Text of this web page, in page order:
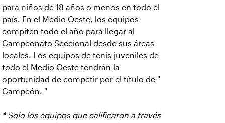
para niños de 18 años o menos en todo el
país. En el Medio Oeste, los equipos
compiten todo el año para llegar al
Campeonato Seccional desde sus áreas
locales. Los equipos de tenis juveniles de
todo el Medio Oeste tendrán la
oportunidad de competir por el título de "
Campeón. "
* Solo los equipos que calificaron a través